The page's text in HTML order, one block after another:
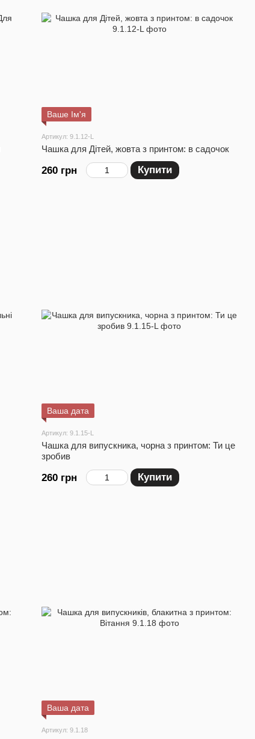
Ваше Ім'я
Артикул: 9.1.12-L
Чашка для Дітей, жовта з принтом: в садочок
260 грн Купити
Ваша дата
Артикул: 9.1.15-L
Чашка для випускника, чорна з принтом: Ти це
зробив
260 грн Купити
Ваша дата
Артикул: 9.1.18